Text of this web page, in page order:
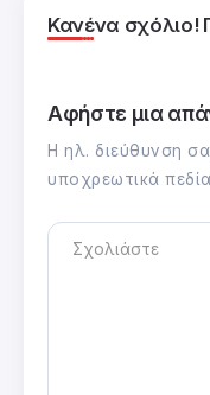
Κανένα σχόλιο!
Αφήστε μια
Η ηλ. διεύθυνση
υποχρεωτικά